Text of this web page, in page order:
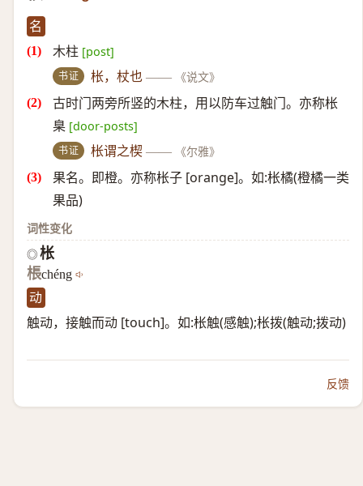
名
木柱 [post]
书证 枨，杖也 —— 《说文》
古时门两旁所竖的木柱，用以防车过触门。亦称枨
臬 [door-posts]
书证 枨谓之楔 —— 《尔雅》
果名。即橙。亦称枨子 [orange]。如:枨橘(橙橘一类
果品)
词性变化
◎ 枨
棖chéng
动
触动，接触而动 [touch]。如:枨触(感触);枨拨(触动;拨动)
反馈